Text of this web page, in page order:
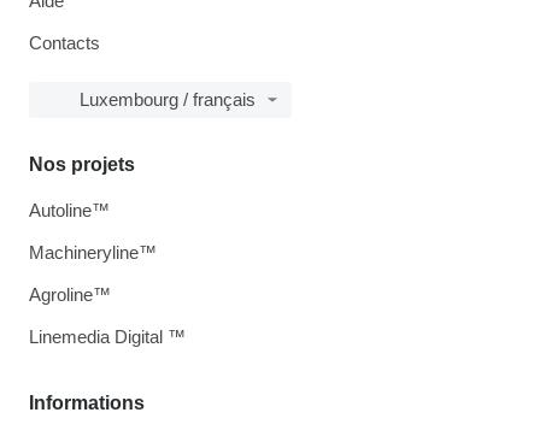
Contacts
Luxembourg / français
Informations
Nos projets
Autoline™
Machineryline™
Agroline™
Linemedia Digital ™